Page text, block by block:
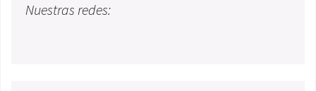
Nuestras redes: